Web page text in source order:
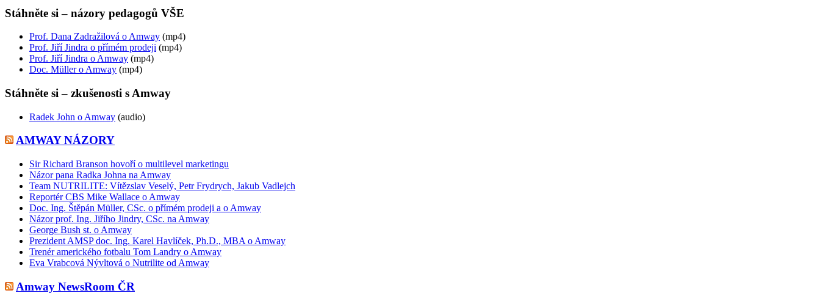
Stáhněte si – názory pedagogů VŠE
Prof. Dana Zadražilová o Amway (mp4)
Prof. Jiří Jindra o přímém prodeji (mp4)
Prof. Jiří Jindra o Amway (mp4)
Doc. Müller o Amway (mp4)
Stáhněte si – zkušenosti s Amway
Radek John o Amway (audio)
AMWAY NÁZORY
Sir Richard Branson hovoří o multilevel marketingu
Názor pana Radka Johna na Amway
Team NUTRILITE: Vítězslav Veselý, Petr Frydrych, Jakub Vadlejch
Reportér CBS Mike Wallace o Amway
Doc. Ing. Štěpán Müller, CSc. o přímém prodeji a o Amway
Názor prof. Ing. Jiřího Jindry, CSc. na Amway
George Bush st. o Amway
Prezident AMSP doc. Ing. Karel Havlíček, Ph.D., MBA o Amway
Trenér amerického fotbalu Tom Landry o Amway
Eva Vrabcová Nývltová o Nutrilite od Amway
Amway NewsRoom ČR